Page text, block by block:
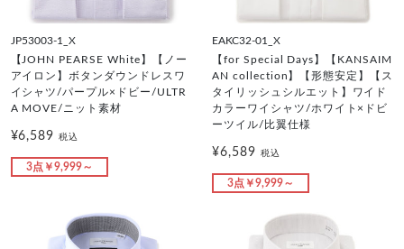
JP53003-1_X
【JOHN PEARSE White】【ノー
アイロン】ボタンダウンドレスワ
イシャツ/パープル×ドビー/ULTR
A MOVE/ニット素材
¥6,589税込
3点￥9,999～
EAKC32-01_X
【for Special Days】【KANSAIM
AN collection】【形態安定】【ス
タイリッシュシルエット】ワイド
カラーワイシャツ/ホワイト×ドビ
ーツイル/比翼仕様
¥6,589 税込
3点￥9,999～